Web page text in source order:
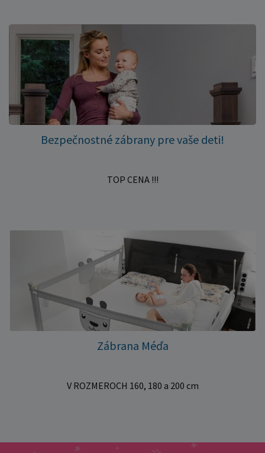
Bezpečnostné zábrany pre vaše deti!
TOP CENA !!!
Zábrana Méďa
V ROZMEROCH 160, 180 a 200 cm